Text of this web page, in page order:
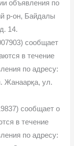
объявления по
р-он, Байдалы
14.
сообщает
в течение
по адресу:
Жанаарқа, ул.
сообщает о
в течение
по адресу: